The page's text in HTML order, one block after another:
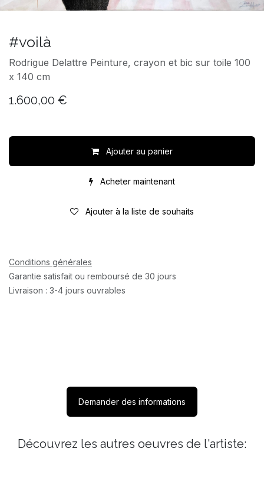
#voilà
Rodrigue Delattre Peinture, crayon et bic sur toile 100
x 140 cm
1.600,00 €
Ajouter au panier
Acheter maintenant
Ajouter à la liste de souhaits
Conditions générales
Garantie satisfait ou remboursé de 30 jours
Livraison : 3-4 jours ouvrables
Demander des informations
Découvrez les autres oeuvres de l'artiste: